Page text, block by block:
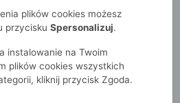
plików cookies możesz
przycisku Spersonalizuj.
instalowanie na Twoim
plików cookies wszystkich
kliknij przycisk Zgoda.